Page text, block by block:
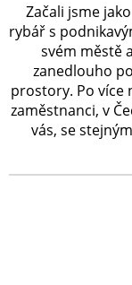
Začali jsme
rybář s
svém městě
zanedlouho
prostory. Po více
zaměstnanci, v
vás, se